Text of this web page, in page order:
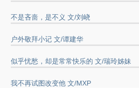
不是吝啬，是不义 文/刘峣
户外敬拜小记 文/谭建华
似乎忧愁，却是常常快乐的 文/瑞玲姊妹
我不再试图改变他 文/MXP